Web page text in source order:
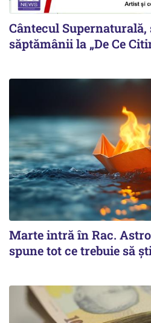
Cântecul Supernaturală,
săptămânii la „De Ce
Marte intră în Rac.
spune tot ce trebuie să